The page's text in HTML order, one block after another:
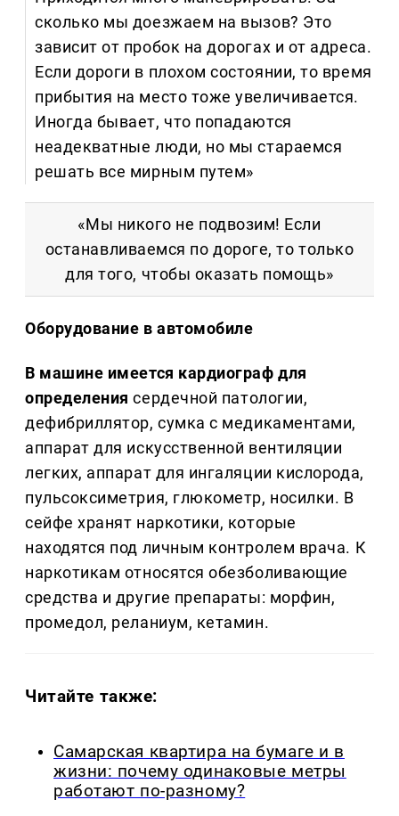
сколько мы доезжаем на вызов? Это
зависит от пробок на дорогах и от адреса.
Если дороги в плохом состоянии, то время
прибытия на место тоже увеличивается.
Иногда бывает, что попадаются
неадекватные люди, но мы стараемся
решать все мирным путем»
«Мы никого не подвозим! Если
останавливаемся по дороге, то только
для того, чтобы оказать помощь»
Оборудование в автомобиле
В машине имеется кардиограф для
определения сердечной патологии,
дефибриллятор, сумка с медикаментами,
аппарат для искусственной вентиляции
легких, аппарат для ингаляции кислорода,
пульсоксиметрия, глюкометр, носилки. В
сейфе хранят наркотики, которые
находятся под личным контролем врача. К
наркотикам относятся обезболивающие
средства и другие препараты: морфин,
промедол, реланиум, кетамин.
Читайте также:
Самарская квартира на бумаге и в
жизни: почему одинаковые метры
работают по-разному?